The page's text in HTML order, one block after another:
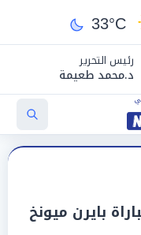
33°C
رئيس التحرير
د.محمد طعيمة
بايرن ميونخ